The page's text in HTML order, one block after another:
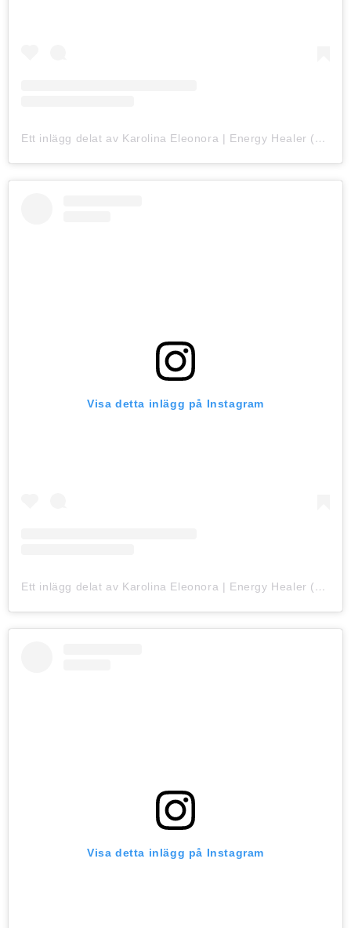
Ett inlägg delat av Karolina Eleonora | Energy Healer (@karolina_eleonora)
Visa detta inlägg på Instagram
Ett inlägg delat av Karolina Eleonora | Energy Healer (@karolina_eleonora)
Visa detta inlägg på Instagram